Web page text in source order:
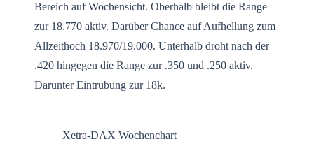
Bereich auf Wochensicht. Oberhalb bleibt die Range
zur 18.770 aktiv. Darüber Chance auf Aufhellung zum
Allzeithoch 18.970/19.000. Unterhalb droht nach der
.420 hingegen die Range zur .350 und .250 aktiv.
Darunter Eintrübung zur 18k.
Xetra-DAX Wochenchart